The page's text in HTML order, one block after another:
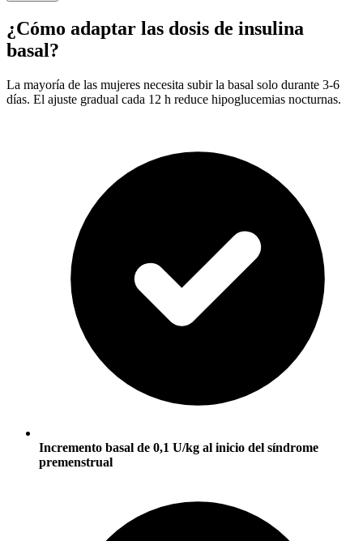
¿Cómo adaptar las dosis de insulina
basal?
La mayoría de las mujeres necesita subir la basal solo durante 3-6
días. El ajuste gradual cada 12 h reduce hipoglucemias nocturnas.
Incremento basal de 0,1 U/kg al inicio del síndrome
premenstrual